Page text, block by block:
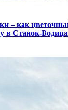
– как
в Станок-Водица